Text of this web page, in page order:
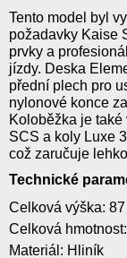
Tento model byl
požadavky Kaise
prvky a
jízdy. Deska
přední plech pro
nylonové konce
Koloběžka je
SCS a koly Luxe
což zaručuje
Technické
Celková výška:
Celková
Materiál: Hliník